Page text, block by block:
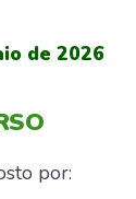
de 2026
por: